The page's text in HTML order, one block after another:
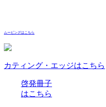
ムービングはこちら
カティング・エッジはこちら
啓発冊子
はこちら